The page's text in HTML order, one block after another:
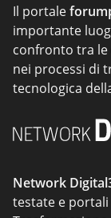
Il portale
importante
confronto tra
nei processi di
tecnologica
Network
testate e portali